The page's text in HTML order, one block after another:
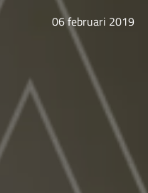
06 februari 2019